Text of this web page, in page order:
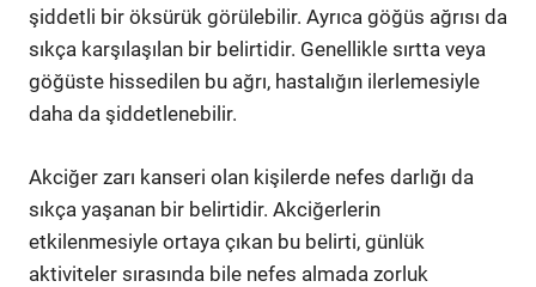
şiddetli bir öksürük görülebilir. Ayrıca göğüs ağrısı da
sıkça karşılaşılan bir belirtidir. Genellikle sırtta veya
göğüste hissedilen bu ağrı, hastalığın ilerlemesiyle
daha da şiddetlenebilir.
Akciğer zarı kanseri olan kişilerde nefes darlığı da
sıkça yaşanan bir belirtidir. Akciğerlerin
etkilenmesiyle ortaya çıkan bu belirti, günlük
aktiviteler sırasında bile nefes almada zorluk